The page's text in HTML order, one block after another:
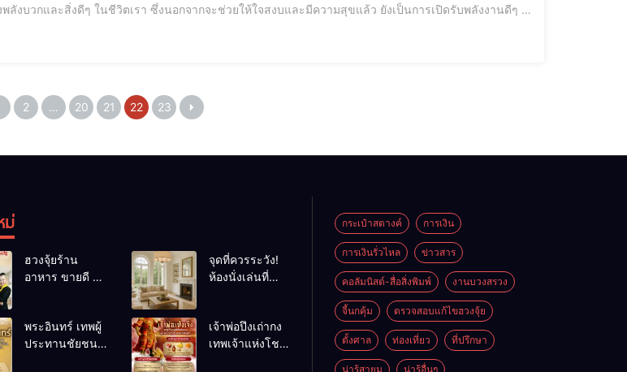
ลังบวกและสิ่งดีๆ ในชีวิตเรา ซึ่งนอกจากจะช่วยให้ใจสงบและมีความสุขแล้ว ยังเป็นการเปิดรับพลังงานดีๆ ที่
2 … 20 21 22 23
ม่
ฮวงจุ้ยร้าน
อาหาร ขายดี ยิ่ง
ปรับร้านให้ลูกค้า
แน่นตลอดปี
จุดที่ควรระวัง!
ห้องนั่งเล่นที่
พระอินทร์ เทพผู้
ประทานชัยชนะ
เจ้าพ่อปึงเถ่ากง
เทพเจ้าแห่งโชค
กระเป๋าสตางค์ การเงิน
การเงินรั่วไหล ข่าวสาร
คอลัมนิสต์-สื่อสิ่งพิมพ์ งานบวงสรวง
จี้นกคุ้ม ตรวจสอบแก้ไขฮวงจุ้ย
ตั้งศาล ท่องเที่ยว ที่ปรึกษา
น่ารู้สายมู น่ารู้อื่นๆ